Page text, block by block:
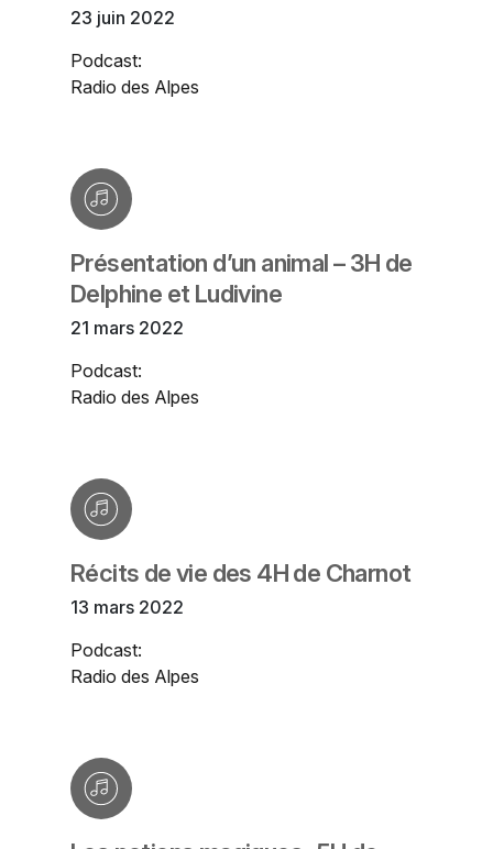
23 juin 2022
Podcast:
Radio des Alpes
Présentation d’un animal – 3H de
Delphine et Ludivine
21 mars 2022
Podcast:
Radio des Alpes
Récits de vie des 4H de Charnot
13 mars 2022
Podcast:
Radio des Alpes